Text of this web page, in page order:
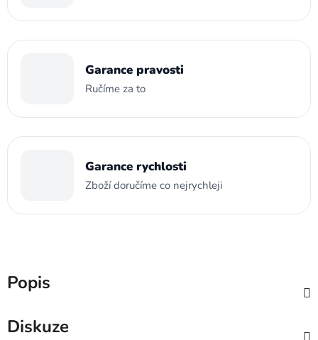
Garance pravosti
Ručíme za to
Garance rychlosti
Zboží doručíme co nejrychleji
Popis
Diskuze